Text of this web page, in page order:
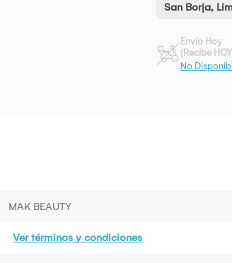
San Borja,
Envío Hoy
(Recibe
No
MAK BEAUTY
Ver términos y condiciones